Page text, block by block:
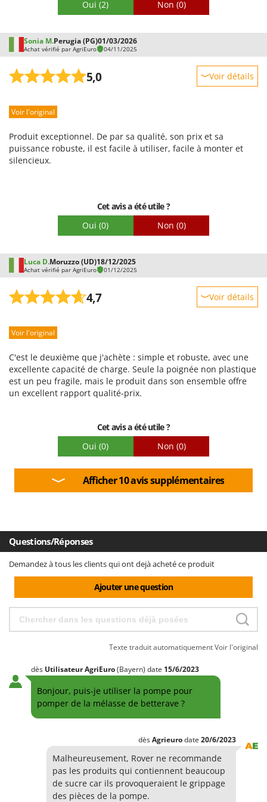
Oui (2) Non (0)
Sonia M.Perugia (PG)01/03/2026
Achat vérifié par AgriEuro 04/11/2025
5,0 Voir détails
Prestations
Qualité / Prix
Facilité de montage
Voir l'original
Produit exceptionnel. De par sa qualité, son prix et sa
puissance robuste, il est facile à utiliser, facile à monter et
silencieux.
Cet avis a été utile ?
Oui (0) Non (0)
Luca D.Moruzzo (UD)18/12/2025
Achat vérifié par AgriEuro 01/12/2025
4,7 Voir détails
Prestations
Qualité / Prix
Facilité de montage
Voir l'original
C'est le deuxième que j'achète : simple et robuste, avec une
excellente capacité de charge. Seule la poignée non plastique
est un peu fragile, mais le produit dans son ensemble offre
un excellent rapport qualité-prix.
Cet avis a été utile ?
Oui (0) Non (0)
Afficher 10 avis supplémentaires
Questions/Réponses
Demandez à tous les clients qui ont dejà acheté ce produit
Ajouter une question
Texte traduit automatiquementVoir l'original
dès Utilisateur AgriEuro(Bayern) date 15/6/2023
Bonjour, puis-je utiliser la pompe pour
pomper de la mélasse de betterave ?
dèsAgrieurodate 20/6/2023
Malheureusement, Rover ne recommande
pas les produits qui contiennent beaucoup
de sucre car ils provoqueraient le grippage
des pièces de la pompe.